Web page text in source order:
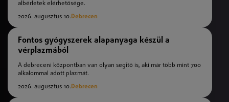
albérletek elérhetősége.
2026. augusztus 10.Debrecen
Fontos gyógyszerek alapanyaga készül a
vérplazmából
A debreceni központban van olyan segítő is, aki már több mint 700
alkalommal adott plazmát.
2026. augusztus 10.Debrecen